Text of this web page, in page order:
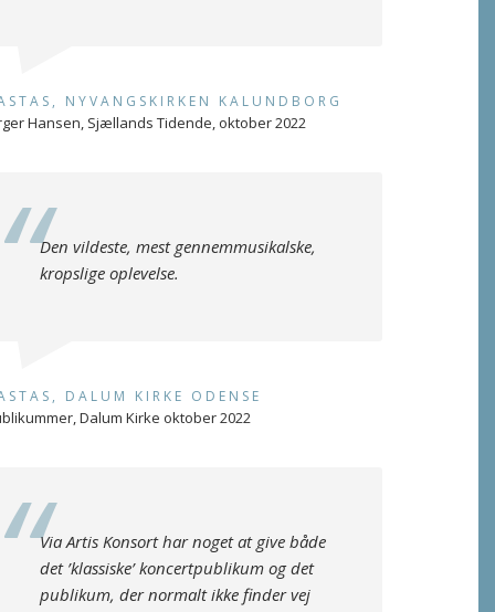
NYVANGSKIRKEN KALUNDBORG
Hansen, Sjællands Tidende, oktober 2022
Den vildeste, mest gennemmusikalske,
kropslige oplevelse.
DALUM KIRKE ODENSE
Dalum Kirke oktober 2022
Via Artis Konsort har noget at give både
det ’klassiske’ koncertpublikum og det
publikum, der normalt ikke finder vej